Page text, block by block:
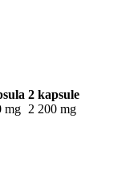
2 kapsule
mg 2 200 mg